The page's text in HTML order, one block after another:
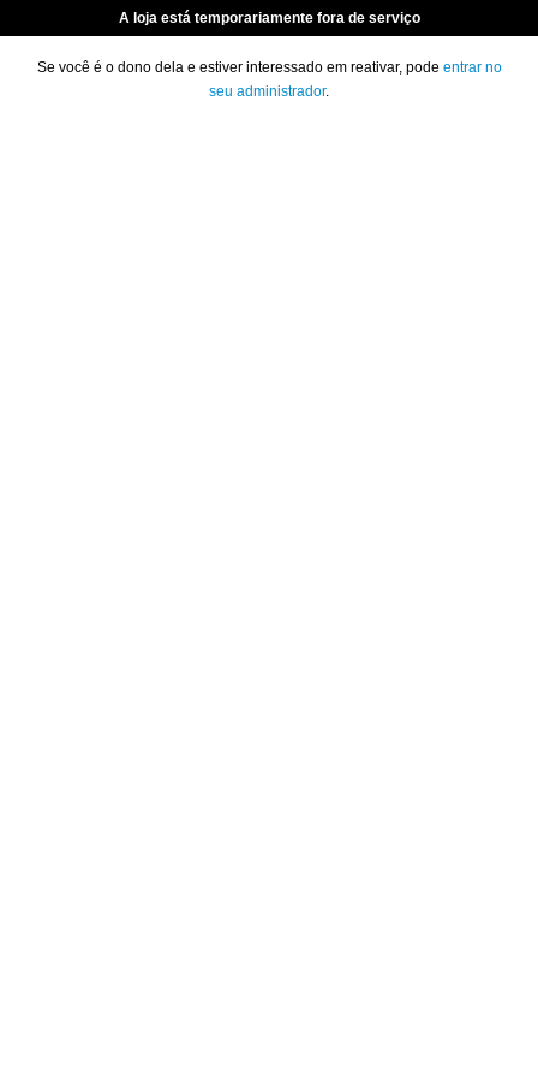
A loja está temporariamente fora de serviço
Se você é o dono dela e estiver interessado em reativar, pode entrar no
seu administrador.